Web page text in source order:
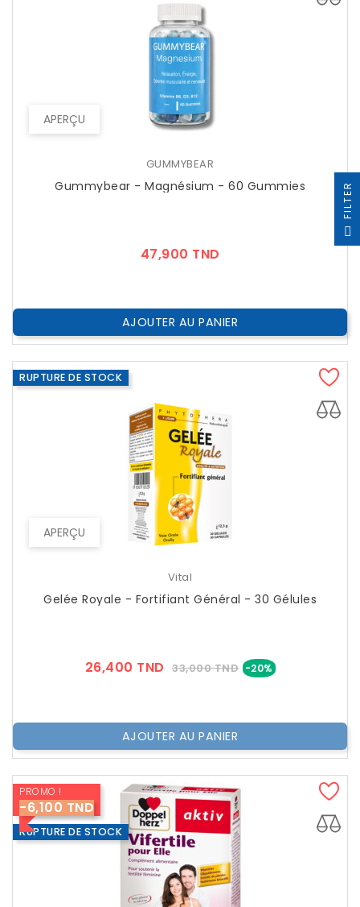
APERÇU
GUMMYBEAR
Gummybear - Magnésium - 60 Gummies
47,900 TND
AJOUTER AU PANIER
APERÇU
RUPTURE DE STOCK
Vital
Gelée Royale - Fortifiant Général - 30 Gélules
26,400 TND Prix
33,000 TND -20% Prix
AJOUTER AU PANIER
PROMO !
-6,100 TND
RUPTURE DE STOCK
R